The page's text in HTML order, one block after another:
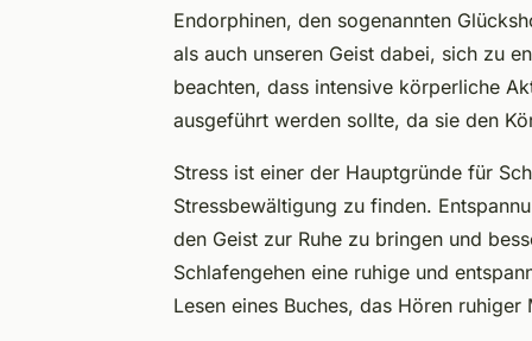
Endorphinen, den sogenannten
als auch unseren Geist dabei, sich zu
beachten, dass intensive körperliche
ausgeführt werden sollte, da sie den
Stress ist einer der Hauptgründe für
Stressbewältigung zu finden.
den Geist zur Ruhe zu bringen und
Schlafengehen eine ruhige und
Lesen eines Buches, das Hören